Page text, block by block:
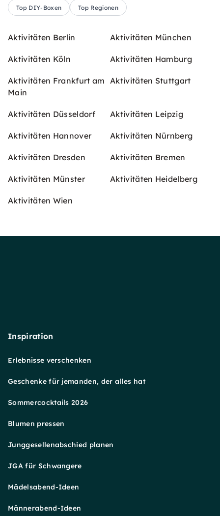
Top DIY-Boxen Top Regionen
Aktivitäten Berlin Aktivitäten München
Aktivitäten Köln Aktivitäten Hamburg
Aktivitäten Frankfurt am
Main
Aktivitäten Stuttgart
Aktivitäten Düsseldorf Aktivitäten Leipzig
Aktivitäten Hannover Aktivitäten Nürnberg
Aktivitäten Dresden Aktivitäten Bremen
Aktivitäten Münster Aktivitäten Heidelberg
Aktivitäten Wien
Inspiration
Erlebnisse verschenken
Geschenke für jemanden, der alles hat
Sommercocktails 2026
Blumen pressen
Junggesellenabschied planen
JGA für Schwangere
Mädelsabend-Ideen
Männerabend-Ideen